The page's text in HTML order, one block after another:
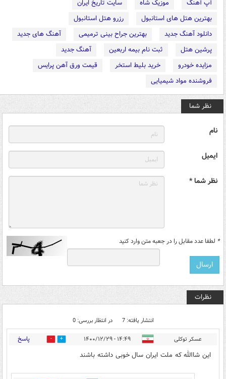
آپ آهنگ موزیک شاه
سایت تاریخ ایران
بهترین هتل های استانبول
رزرو هتل استانبول
دانلود آهنگ جدید
بهترین جراح بینی ترمیمی
آهنگ های جدید
پرشین هتل
ثبت نام بیمه اربعین
آهنگ جدید
مزایده خودرو
خرید بلیط استخر
قیمت ورق آهن پرایس
فروشنده مواد شیمیایی
نظر شما
نام
ایمیل
نظر شما *
* لطفا عدد مقابل را در جعبه متن وارد کنید
نظرات
انتشار یافته: 7 در انتظار بررسی: 0
عسکر توکلی ۱۴:۴۹ - ۱۴۰۰/۱۲/۲۹ 64 پاسخ
این شاالله که ملت ایران سال خوبی داشته باشند